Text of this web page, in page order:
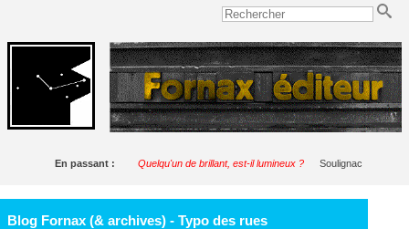
En passant : Quelqu'un de brillant, est-il lumineux ? Soulignac
Blog Fornax (& archives) - Typo des rues